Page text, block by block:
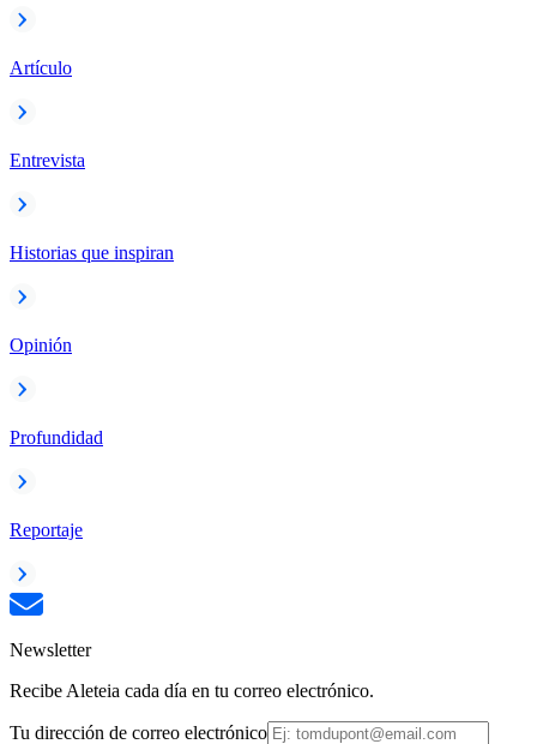
Artículo
Entrevista
Historias que inspiran
Opinión
Profundidad
Reportaje
Newsletter
Recibe Aleteia cada día en tu correo electrónico.
Tu dirección de correo electrónico